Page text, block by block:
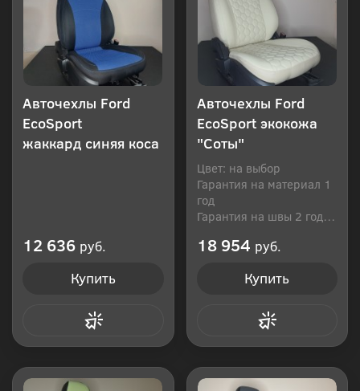
Авточехлы Ford
EcoSport
жаккард синяя коса
12 636 руб.
Купить
Авточехлы Ford
EcoSport экокожа
"Соты"
Цвет: на выбор
Гарантия на материал 1
год
Гарантия на швы 2 года
18 954 руб.
Купить